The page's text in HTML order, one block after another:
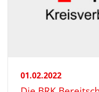
01.02.2022